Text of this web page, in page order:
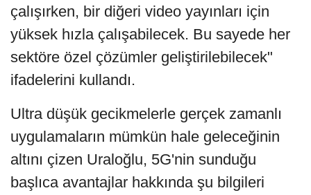
çalışırken, bir diğeri video yayınları için
yüksek hızla çalışabilecek. Bu sayede her
sektöre özel çözümler geliştirilebilecek"
ifadelerini kullandı.
Ultra düşük gecikmelerle gerçek zamanlı
uygulamaların mümkün hale geleceğinin
altını çizen Uraloğlu, 5G'nin sunduğu
başlıca avantajlar hakkında şu bilgileri